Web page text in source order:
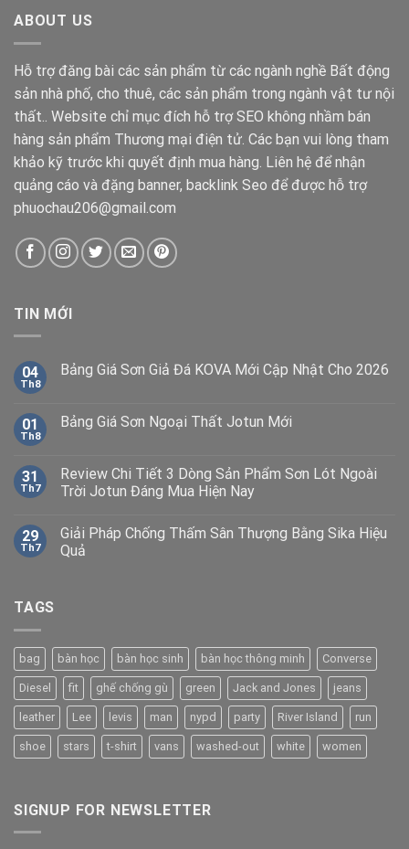
ABOUT US
Hỗ trợ đăng bài các sản phẩm từ các ngành nghề Bất động
sản nhà phố, cho thuê, các sản phẩm trong ngành vật tư nội
thất.. Website chỉ mục đích hỗ trợ SEO không nhầm bán
hàng sản phẩm Thương mại điện tử. Các bạn vui lòng tham
khảo kỹ trước khi quyết định mua hàng. Liên hệ để nhận
quảng cáo và đặng banner, backlink Seo để được hỗ trợ
phuochau206@gmail.com
TIN MỚI
04
Th8
Bảng Giá Sơn Giả Đá KOVA Mới Cập Nhật Cho 2026
01
Th8
Bảng Giá Sơn Ngoại Thất Jotun Mới
31
Th7
Review Chi Tiết 3 Dòng Sản Phẩm Sơn Lót Ngoài
Trời Jotun Đáng Mua Hiện Nay
29
Th7
Giải Pháp Chống Thấm Sân Thượng Bằng Sika Hiệu
Quả
TAGS
bag bàn học bàn học sinh bàn học thông minh Converse
Diesel fit ghế chống gù green Jack and Jones jeans
leather Lee levis man nypd party River Island run
shoe stars t-shirt vans washed-out white women
SIGNUP FOR NEWSLETTER